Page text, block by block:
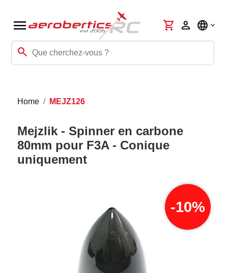
menu
search
shopping_cart person language
Home MEJZ126
Mejzlik - Spinner en carbone
80mm pour F3A - Conique
uniquement
-10%